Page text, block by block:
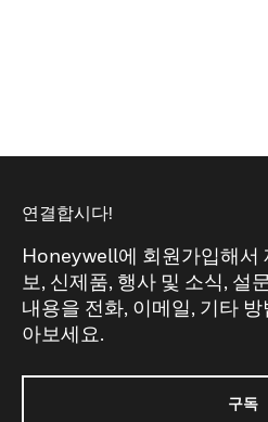
연결합시다!
Honeywell에 회원가입해서
보, 신제품, 행사 및 소식, 설
내용을 전화, 이메일, 기타
아보세요.
구독